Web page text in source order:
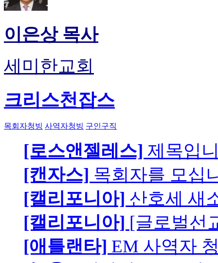
이은상 목사
세미한교회
크리스천잡스
목회자청빙 사역자청빙 구인구직
[로스앤젤레스] 제목입
[캔자스] 목회자를 모십
[캘리포니아] 산호세 새
[캘리포니아] [글로벌선
[애틀랜타] EM 사역자